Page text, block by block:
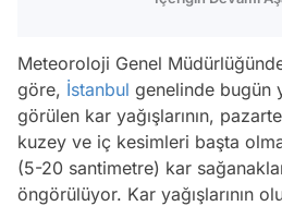
Meteoroloji Genel
göre, İstanbul genelinde bugün
görülen kar yağışlarının,
kuzey ve iç kesimleri başta
(5-20 santimetre) kar
öngörülüyor. Kar yağışlarının